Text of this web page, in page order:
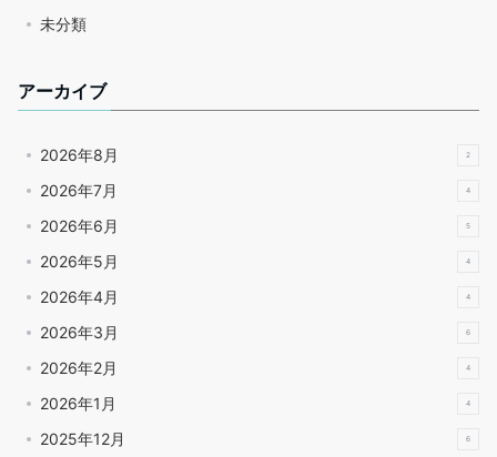
未分類
アーカイブ
2026年8月 2
2026年7月 4
2026年6月 5
2026年5月 4
2026年4月 4
2026年3月 6
2026年2月 4
2026年1月 4
2025年12月 6